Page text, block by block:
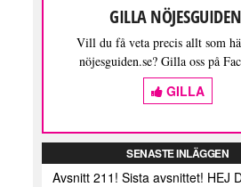
GILLA
Vill du få veta precis allt som
nöjesguiden.se? Gilla oss på
GILLA
SENASTE INLÄGGEN